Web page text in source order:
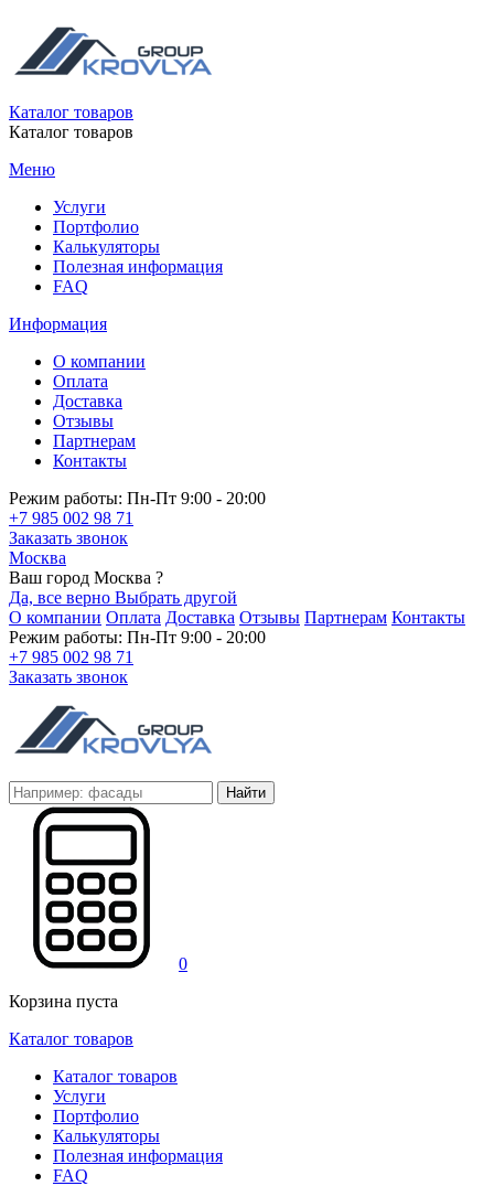
Каталог товаров
Каталог товаров
Меню
Услуги
Портфолио
Калькуляторы
Полезная информация
FAQ
Информация
О компании
Оплата
Доставка
Отзывы
Партнерам
Контакты
Режим работы: Пн-Пт 9:00 - 20:00
+7 985 002 98 71
Заказать звонок
Москва
Ваш город Москва ?
Да, все верно Выбрать другой
О компании Оплата Доставка Отзывы Партнерам Контакты
Режим работы: Пн-Пт 9:00 - 20:00
+7 985 002 98 71
Заказать звонок
Найти
0
Корзина пуста
Каталог товаров
Каталог товаров
Услуги
Портфолио
Калькуляторы
Полезная информация
FAQ